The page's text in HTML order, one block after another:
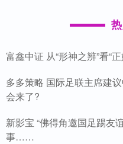
富鑫中证 从“形神之辨”看“
多多策略 国际足联主席建
会来了?
新影宝 “佛得角邀国足踢友
事……